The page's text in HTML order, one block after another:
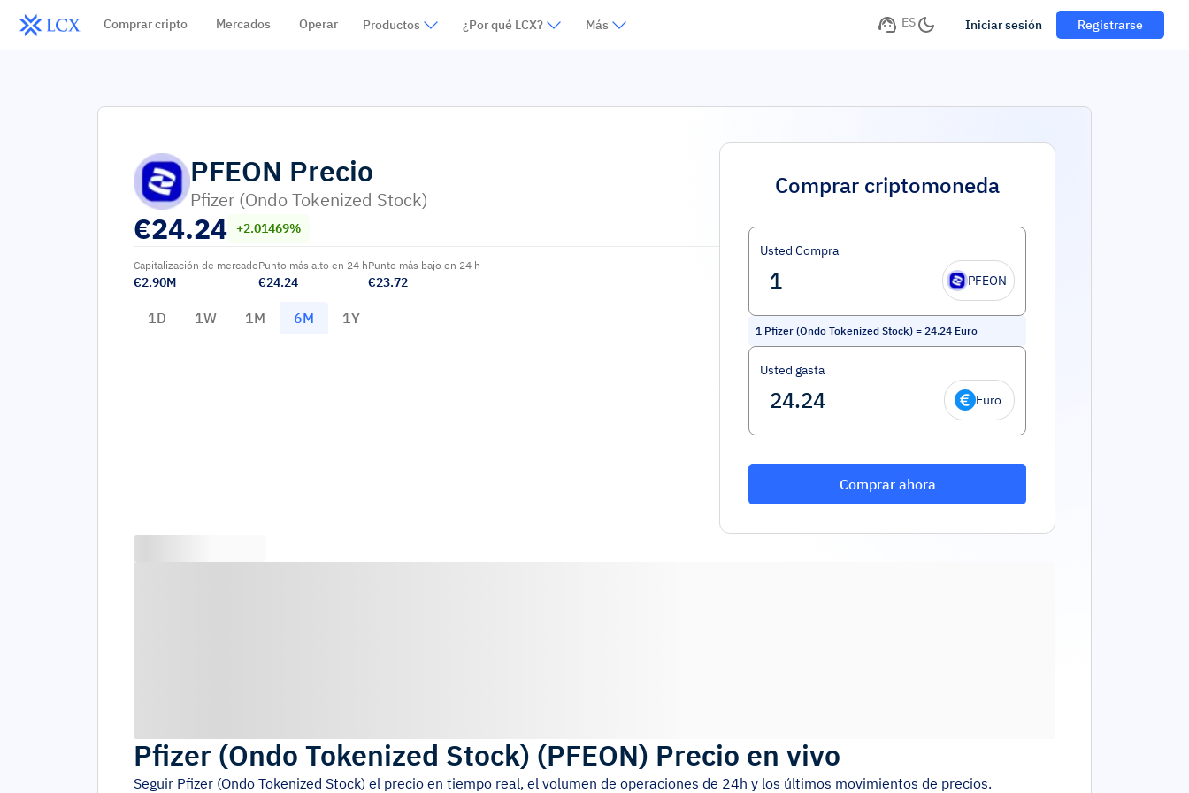
Comprar cripto Mercados Operar Productos ¿Por qué LCX? Más ES Iniciar sesión Registrarse
PFEON Precio
Pfizer (Ondo Tokenized Stock)
€24.24 +2.01469%
Capitalización de mercado
€2.90M
Punto más alto en 24 h
€24.24
Punto más bajo en 24 h
€23.72
1D 1W 1M 6M 1Y
Comprar criptomoneda
Usted Compra
PFEON
1 Pfizer (Ondo Tokenized Stock) = 24.24 Euro
Usted gasta
Euro
Comprar ahora
Pfizer (Ondo Tokenized Stock) (PFEON) Precio en vivo
Seguir Pfizer (Ondo Tokenized Stock) el precio en tiempo real, el volumen de operaciones de 24h y los últimos movimientos de precios.